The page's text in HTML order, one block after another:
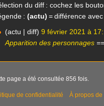
du diff : cochez les
: (actu) = différence
actu diff 9 février 2021 à
Apparition des personnages
page a été consultée 856 fois.
de confidentialité À propos de